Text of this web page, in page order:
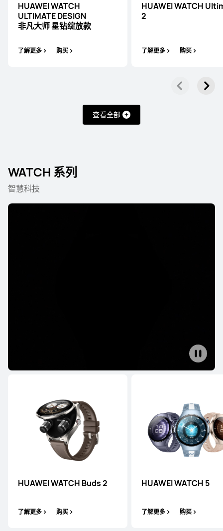
HUAWEI WATCH
ULTIMATE DESIGN
非凡大师 星钻绽放款
了解更多 购买
HUAWEI WATCH
2
了解更多 购买
查看全部
WATCH 系列
智慧科技
HUAWEI WATCH Buds 2
了解更多 购买
HUAWEI WATCH 5
了解更多 购买